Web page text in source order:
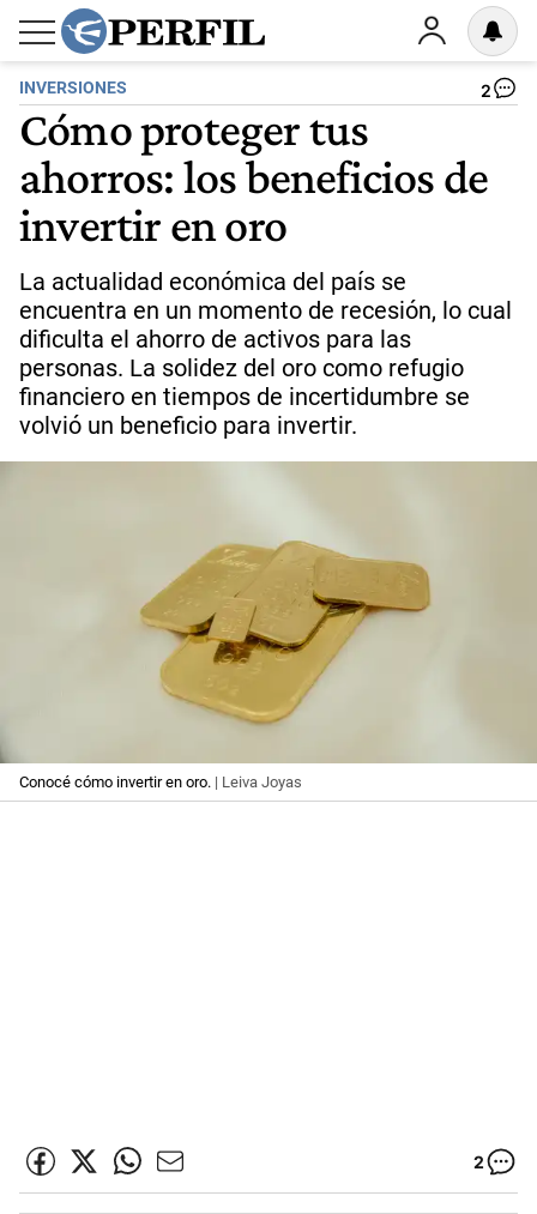
INVERSIONES 2
Cómo proteger tus
ahorros: los beneficios de
invertir en oro
La actualidad económica del país se
encuentra en un momento de recesión, lo cual
dificulta el ahorro de activos para las
personas. La solidez del oro como refugio
financiero en tiempos de incertidumbre se
volvió un beneficio para invertir.
Conocé cómo invertir en oro. | Leiva Joyas
2